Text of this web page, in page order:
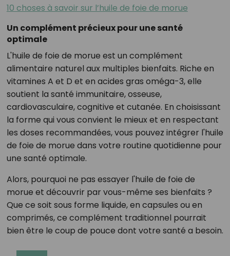
10 choses à savoir sur l’huile de foie de morue
Un complément précieux pour une santé
optimale
L'huile de foie de morue est un complément
alimentaire naturel aux multiples bienfaits. Riche en
vitamines A et D et en acides gras oméga-3, elle
soutient la santé immunitaire, osseuse,
cardiovasculaire, cognitive et cutanée. En choisissant
la forme qui vous convient le mieux et en respectant
les doses recommandées, vous pouvez intégrer l'huile
de foie de morue dans votre routine quotidienne pour
une santé optimale.
Alors, pourquoi ne pas essayer l'huile de foie de
morue et découvrir par vous-même ses bienfaits ?
Que ce soit sous forme liquide, en capsules ou en
comprimés, ce complément traditionnel pourrait
bien être le coup de pouce dont votre santé a besoin.